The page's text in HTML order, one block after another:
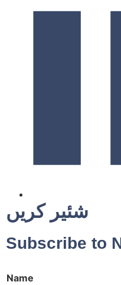
شئیر کریں
Subscribe to
Name